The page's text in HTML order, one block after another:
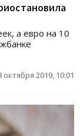
а евро на 10
октября 2019, 10:01